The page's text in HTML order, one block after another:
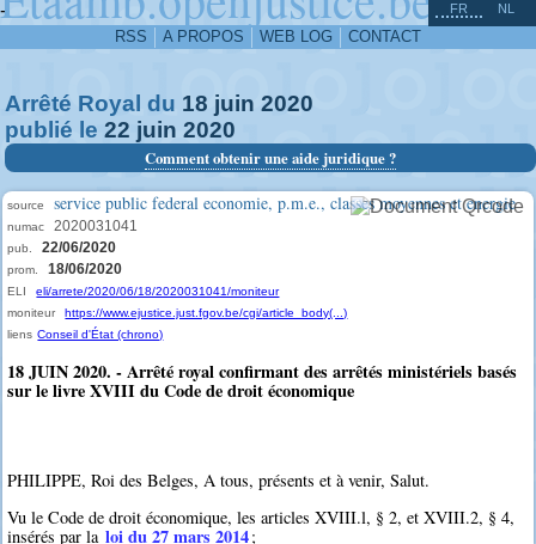
-
RSS A PROPOS WEB LOG CONTACT
FR NL
Arrêté Royal du 18 juin 2020
publié le 22 juin 2020
Comment obtenir une aide juridique ?
source service public federal economie, p.m.e., classes moyennes et energie
numac 2020031041
pub. 22/06/2020
prom. 18/06/2020
ELI
eli/arrete/2020/06/18/2020031041/moniteur
moniteur
https://www.ejustice.just.fgov.be/cgi/article_body(...)
liens Conseil d'État (chrono)
18 JUIN 2020. - Arrêté royal confirmant des arrêtés ministériels basés
sur le livre XVIII du Code de droit économique
PHILIPPE, Roi des Belges, A tous, présents et à venir, Salut.
Vu le Code de droit économique, les articles XVIII.l, § 2, et XVIII.2, § 4,
insérés par la loi du 27 mars 2014;
^